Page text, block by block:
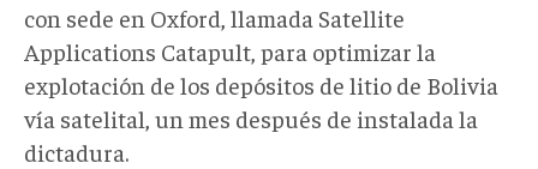
con sede en Oxford, llamada Satellite
Applications Catapult, para optimizar la
explotación de los depósitos de litio de Bolivia
vía satelital, un mes después de instalada la
dictadura.